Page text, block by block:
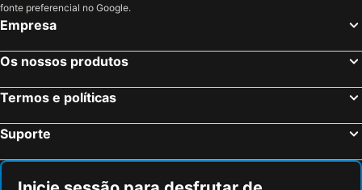
fonte preferencial no Google.
Empresa
Os nossos produtos
Termos e políticas
Suporte